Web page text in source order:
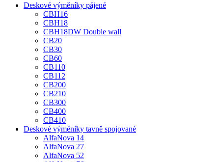
Deskové výměníky pájené
CBH16
CBH18
CBH18DW Double wall
CB20
CB30
CB60
CB110
CB112
CB200
CB210
CB300
CB400
CB410
Deskové výměníky tavně spojované
AlfaNova 14
AlfaNova 27
AlfaNova 52